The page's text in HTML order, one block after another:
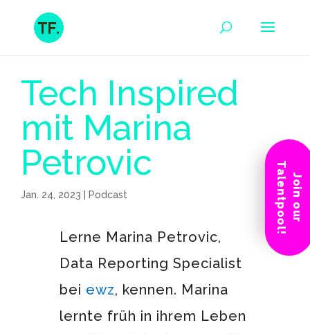
Tech Inspired
mit Marina
Petrovic
Jan. 24, 2023 Podcast
Lerne Marina Petrovic,
Data Reporting Specialist
bei ewz, kennen. Marina
lernte früh in ihrem Leben
Join our
Talentpool!